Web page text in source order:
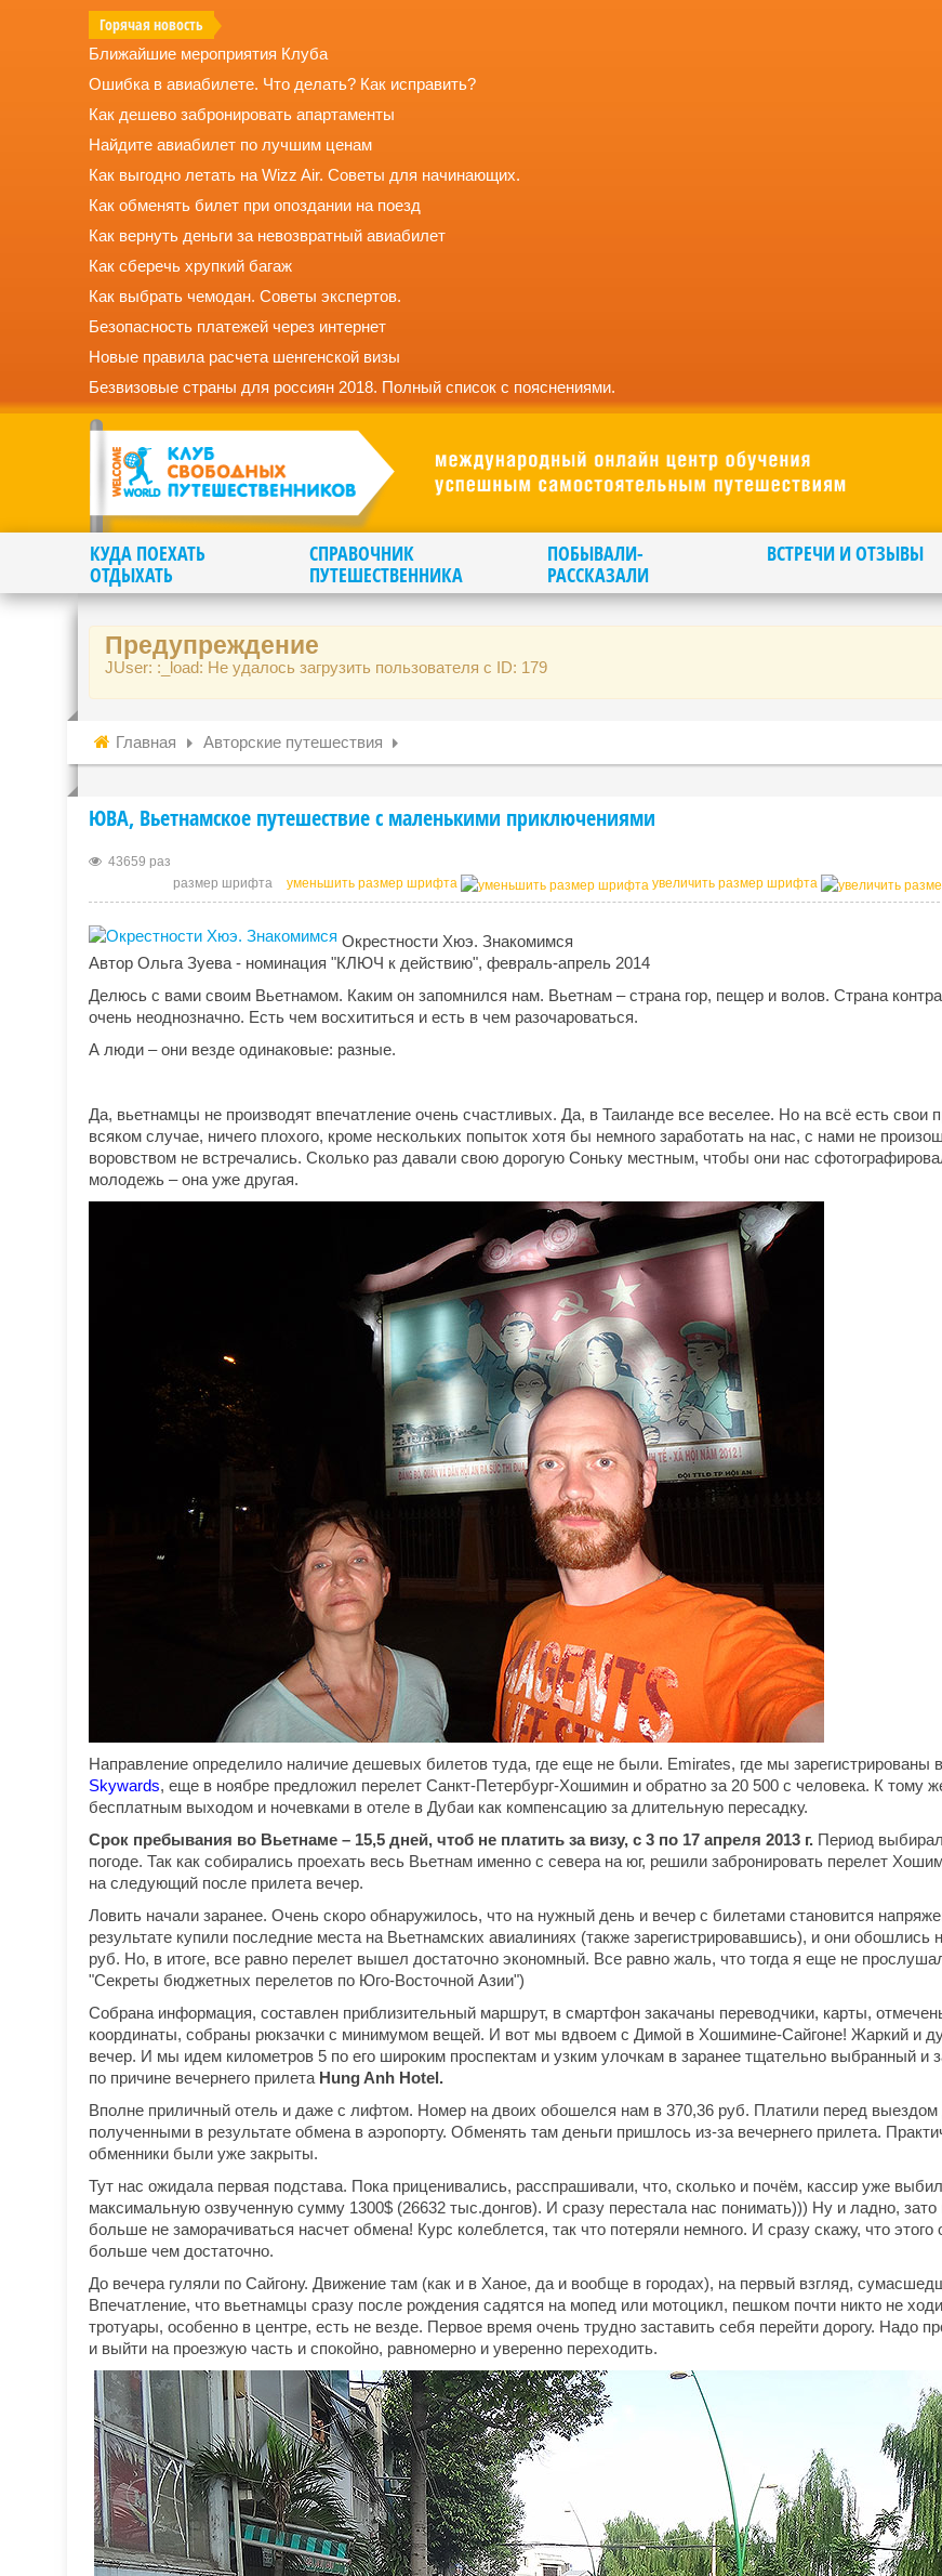
Горячая новость
Ближайшие мероприятия Клуба
Ошибка в авиабилете. Что делать? Как исправить?
Как дешево забронировать апартаменты
Найдите авиабилет по лучшим ценам
Как выгодно летать на Wizz Air. Советы для начинающих.
Как обменять билет при опоздании на поезд
Как вернуть деньги за невозвратный авиабилет
Как сберечь хрупкий багаж
Как выбрать чемодан. Советы экспертов.
Безопасность платежей через интернет
Новые правила расчета шенгенской визы
Безвизовые страны для россиян 2018. Полный список с пояснениями.
КУДА ПОЕХАТЬ
ОТДЫХАТЬ
СПРАВОЧНИК
ПУТЕШЕСТВЕННИКА
ПОБЫВАЛИ-
РАССКАЗАЛИ
ВСТРЕЧИ И ОТЗЫВЫ
Предупреждение
JUser: :_load: Не удалось загрузить пользователя с ID: 179
Главная Авторские путешествия
ЮВА, Вьетнамское путешествие с маленькими приключениями
43659 раз
размер шрифта
уменьшить размер шрифта увеличить размер шрифта
Окрестности Хюэ. Знакомимся
Автор Ольга Зуева - номинация "КЛЮЧ к действию", февраль-апрель 2014
Делюсь с вами своим Вьетнамом. Каким он запомнился нам. Вьетнам – страна гор, пещер и волов. Страна
очень неоднозначно. Есть чем восхититься и есть в чем разочароваться.
А люди – они везде одинаковые: разные.
Да, вьетнамцы не производят впечатление очень счастливых. Да, в Таиланде все веселее. Но на всё есть свои
всяком случае, ничего плохого, кроме нескольких попыток хотя бы немного заработать на нас, с нами не
воровством не встречались. Сколько раз давали свою дорогую Соньку местным, чтобы они нас
молодежь – она уже другая.
Направление определило наличие дешевых билетов туда, где еще не были. Emirates, где мы зарегистрированы
Skywards, еще в ноябре предложил перелет Санкт-Петербург-Хошимин и обратно за 20 500 с человека. К тому
бесплатным выходом и ночевками в отеле в Дубаи как компенсацию за длительную пересадку.
Срок пребывания во Вьетнаме – 15,5 дней, чтоб не платить за визу, с 3 по 17 апреля 2013 г. Период
погоде. Так как собирались проехать весь Вьетнам именно с севера на юг, решили забронировать перелет
на следующий после прилета вечер.
Ловить начали заранее. Очень скоро обнаружилось, что на нужный день и вечер с билетами становится
результате купили последние места на Вьетнамских авиалиниях (также зарегистрировавшись), и они обошлись
руб. Но, в итоге, все равно перелет вышел достаточно экономный. Все равно жаль, что тогда я еще не
"Секреты бюджетных перелетов по Юго-Восточной Азии")
Собрана информация, составлен приблизительный маршрут, в смартфон закачаны переводчики, карты,
координаты, собраны рюкзачки с минимумом вещей. И вот мы вдвоем с Димой в Хошимине-Сайгоне! Жаркий и
вечер. И мы идем километров 5 по его широким проспектам и узким улочкам в заранее тщательно выбранный и
по причине вечернего прилета Hung Anh Hotel.
Вполне приличный отель и даже с лифтом. Номер на двоих обошелся нам в 370,36 руб. Платили перед выездом
полученными в результате обмена в аэропорту. Обменять там деньги пришлось из-за вечернего прилета.
обменники были уже закрыты.
Тут нас ожидала первая подстава. Пока приценивались, расспрашивали, что, сколько и почём, кассир уже
максимальную озвученную сумму 1300$ (26632 тыс.донгов). И сразу перестала нас понимать))) Ну и ладно,
больше не заморачиваться насчет обмена! Курс колеблется, так что потеряли немного. И сразу скажу, что этого
больше чем достаточно.
До вечера гуляли по Сайгону. Движение там (как и в Ханое, да и вообще в городах), на первый взгляд,
Впечатление, что вьетнамцы сразу после рождения садятся на мопед или мотоцикл, пешком почти никто не
тротуары, особенно в центре, есть не везде. Первое время очень трудно заставить себя перейти дорогу. Надо
и выйти на проезжую часть и спокойно, равномерно и уверенно переходить.